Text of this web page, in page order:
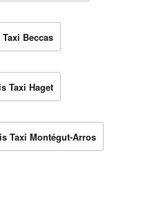
Taxi Beccas
Taxi Haget
Taxi Montégut-Arros